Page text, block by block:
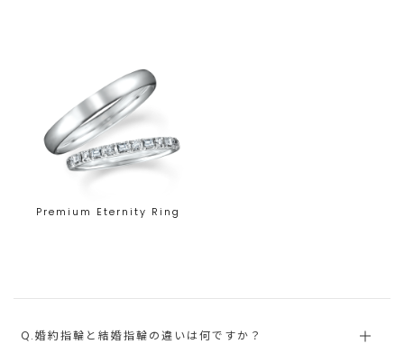
Premium Eternity Ring
Q.婚約指輪と結婚指輪の違いは何ですか？